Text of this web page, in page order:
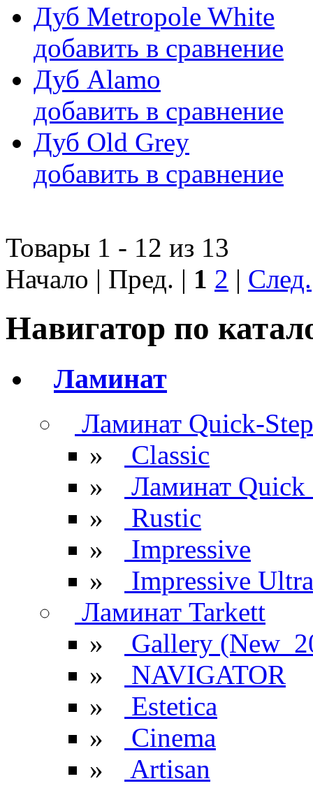
Дуб Metropole White
добавить в сравнение
Дуб Alamo
добавить в сравнение
Дуб Old Grey
добавить в сравнение
Товары 1 - 12 из 13
Начало | Пред. | 1 2 | След.
Навигатор по
Ламинат
Ламинат Quick-Step
»
Classic
»
Ламинат Quick
»
Rustic
»
Impressive
»
Impressive Ultra
Ламинат Tarkett
»
Gallery
»
NAVIGATOR
»
Estetica
»
Cinema
»
Artisan